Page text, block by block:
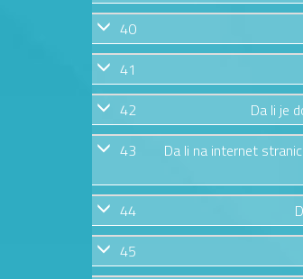
40
41
42
Da li je
43
Da li na internet
44
45